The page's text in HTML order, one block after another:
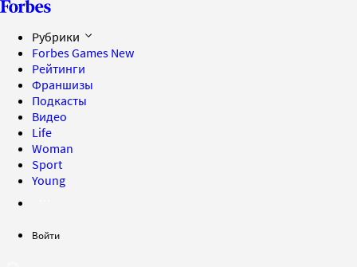
Рубрики
Forbes Games New
Рейтинги
Франшизы
Подкасты
Видео
Life
Woman
Sport
Young
Войти